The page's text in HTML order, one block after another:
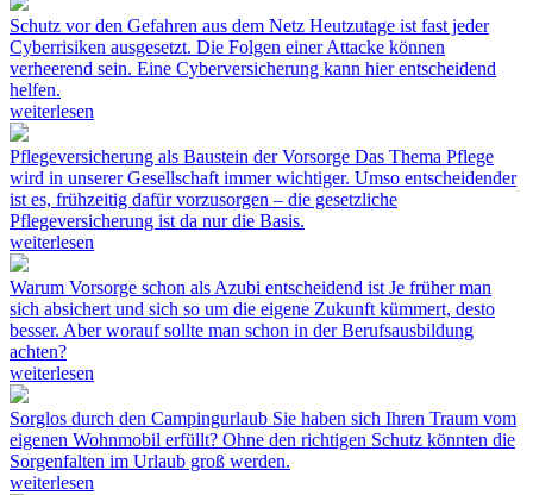
Schutz vor den Gefahren aus dem Netz Heutzutage ist fast jeder
Cyberrisiken ausgesetzt. Die Folgen einer Attacke können
verheerend sein. Eine Cyberversicherung kann hier entscheidend
helfen.
weiterlesen
Pflegeversicherung als Baustein der Vorsorge Das Thema Pflege
wird in unserer Gesellschaft immer wichtiger. Umso entscheidender
ist es, frühzeitig dafür vorzusorgen – die gesetzliche
Pflegeversicherung ist da nur die Basis.
weiterlesen
Warum Vorsorge schon als Azubi entscheidend ist Je früher man
sich absichert und sich so um die eigene Zukunft kümmert, desto
besser. Aber worauf sollte man schon in der Berufsausbildung
achten?
weiterlesen
Sorglos durch den Campingurlaub Sie haben sich Ihren Traum vom
eigenen Wohnmobil erfüllt? Ohne den richtigen Schutz könnten die
Sorgenfalten im Urlaub groß werden.
weiterlesen